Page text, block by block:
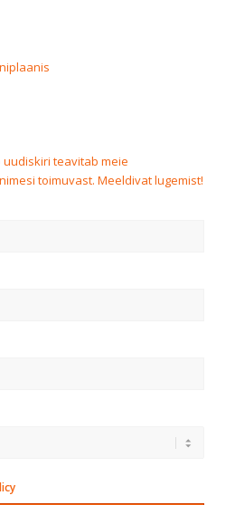
teavitab meie
toimuvast. Meeldivat lugemist!